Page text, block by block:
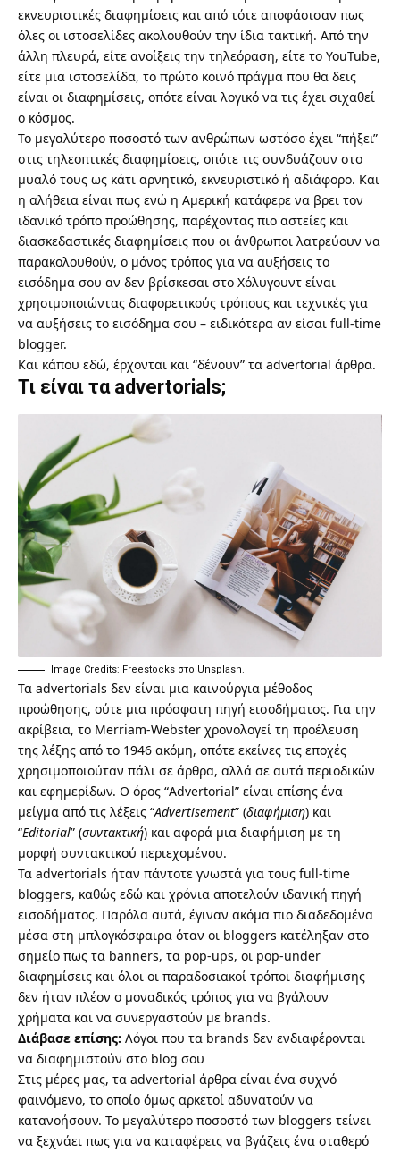
εκνευριστικές διαφημίσεις και από τότε αποφάσισαν πως
όλες οι ιστοσελίδες ακολουθούν την ίδια τακτική. Από την
άλλη πλευρά, είτε ανοίξεις την τηλεόραση, είτε το YouTube,
είτε μια ιστοσελίδα, το πρώτο κοινό πράγμα που θα δεις
είναι οι διαφημίσεις, οπότε είναι λογικό να τις έχει σιχαθεί
ο κόσμος.
Το μεγαλύτερο ποσοστό των ανθρώπων ωστόσο έχει “πήξει”
στις τηλεοπτικές διαφημίσεις, οπότε τις συνδυάζουν στο
μυαλό τους ως κάτι αρνητικό, εκνευριστικό ή αδιάφορο. Και
η αλήθεια είναι πως ενώ η Αμερική κατάφερε να βρει τον
ιδανικό τρόπο προώθησης, παρέχοντας πιο αστείες και
διασκεδαστικές διαφημίσεις που οι άνθρωποι λατρεύουν να
παρακολουθούν, ο μόνος τρόπος για να αυξήσεις το
εισόδημα σου αν δεν βρίσκεσαι στο Χόλυγουντ είναι
χρησιμοποιώντας διαφορετικούς τρόπους και τεχνικές για
να αυξήσεις το εισόδημα σου – ειδικότερα αν είσαι full-time
blogger.
Και κάπου εδώ, έρχονται και “δένουν” τα advertorial άρθρα.
Τι είναι τα advertorials;
Image Credits: Freestocks στο Unsplash.
Τα advertorials δεν είναι μια καινούργια μέθοδος
προώθησης, ούτε μια πρόσφατη πηγή εισοδήματος. Για την
ακρίβεια, το Merriam-Webster χρονολογεί τη προέλευση
της λέξης από το 1946 ακόμη, οπότε εκείνες τις εποχές
χρησιμοποιούταν πάλι σε άρθρα, αλλά σε αυτά περιοδικών
και εφημερίδων. Ο όρος “Advertorial” είναι επίσης ένα
μείγμα από τις λέξεις “Advertisement” (διαφήμιση) και
“Editorial” (συντακτική) και αφορά μια διαφήμιση με τη
μορφή συντακτικού περιεχομένου.
Τα advertorials ήταν πάντοτε γνωστά για τους full-time
bloggers, καθώς εδώ και χρόνια αποτελούν ιδανική πηγή
εισοδήματος. Παρόλα αυτά, έγιναν ακόμα πιο διαδεδομένα
μέσα στη μπλογκόσφαιρα όταν οι bloggers κατέληξαν στο
σημείο πως τα banners, τα pop-ups, οι pop-under
διαφημίσεις και όλοι οι παραδοσιακοί τρόποι διαφήμισης
δεν ήταν πλέον ο μοναδικός τρόπος για να βγάλουν
χρήματα και να συνεργαστούν με brands.
Διάβασε επίσης: Λόγοι που τα brands δεν ενδιαφέρονται
να διαφημιστούν στο blog σου
Στις μέρες μας, τα advertorial άρθρα είναι ένα συχνό
φαινόμενο, το οποίο όμως αρκετοί αδυνατούν να
κατανοήσουν. Το μεγαλύτερο ποσοστό των bloggers τείνει
να ξεχνάει πως για να καταφέρεις να βγάζεις ένα σταθερό